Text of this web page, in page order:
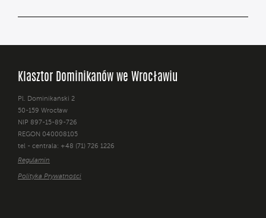
Klasztor Dominikanów we Wrocławiu
Pl. Dominikański 2
50-159 Wrocław
NIP 897-15-89-726
REGON 040008105
tel - centrala: +48 (71) 726 1226
Regulamin
Polityka Prywatności